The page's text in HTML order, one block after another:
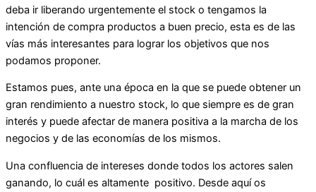
deba ir liberando urgentemente el stock o tengamos la
intención de compra productos a buen precio, esta es de las
vías más interesantes para lograr los objetivos que nos
podamos proponer.
Estamos pues, ante una época en la que se puede obtener un
gran rendimiento a nuestro stock, lo que siempre es de gran
interés y puede afectar de manera positiva a la marcha de los
negocios y de las economías de los mismos.
Una confluencia de intereses donde todos los actores salen
ganando, lo cuál es altamente positivo. Desde aquí os